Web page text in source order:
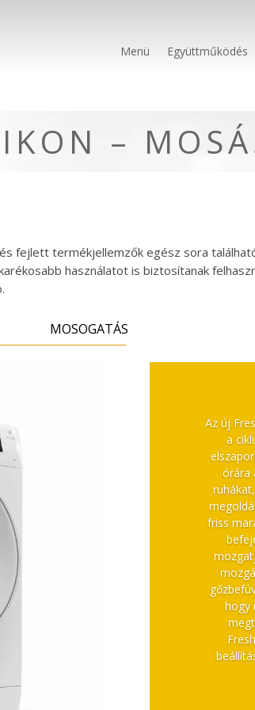
Menü Együttműködés
–
fejlett termékjellemzők egész sora
használatot is biztosítanak
MOSOGATÁS
Az új
a
órára
friss
hogy